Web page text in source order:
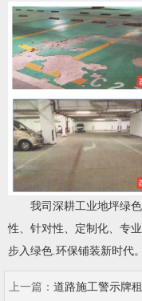
我司深耕工业地坪绿
性、针对性、定制化、专
步入绿色.环保铺装新时代。
上一篇： 道路施工警示牌